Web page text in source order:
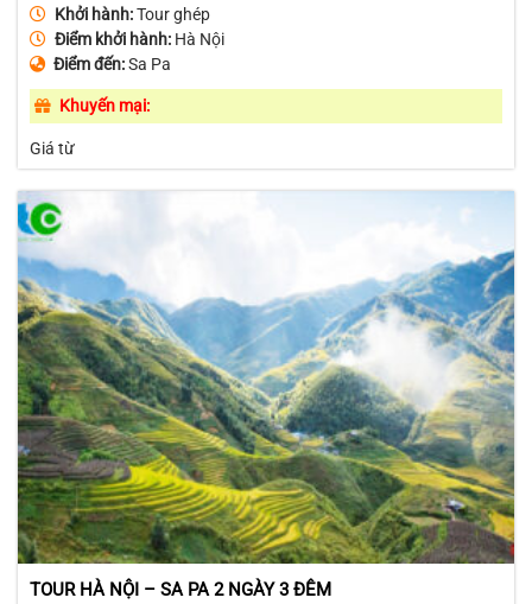
Khởi hành:Tour ghép
Điểm khởi hành:Hà Nội
Điểm đến:Sa Pa
Khuyến mại:
Giá từ
TOUR HÀ NỘI – SA PA 2 NGÀY 3 ĐÊM